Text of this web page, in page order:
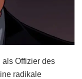
als Offizier des
radikale